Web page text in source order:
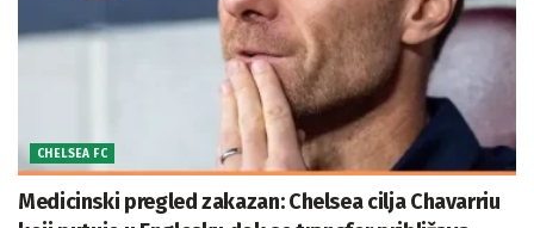
CHELSEA FC
Medicinski pregled zakazan: Chelsea cilja Chavarriu